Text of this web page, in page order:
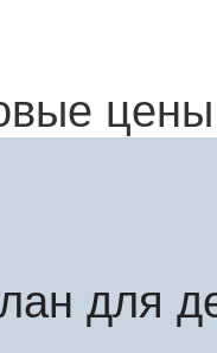
цены
для